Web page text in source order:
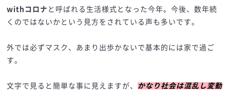
withコロナ と呼ばれる生活様式となった今年。今後、数年続
くのではないかという見方をされている声も多いです。
外では必ずマスク、あまり出歩かないで基本的には家で過ご
す。
文字で見ると簡単な事に見えますが、
かなり社会は混乱し変動